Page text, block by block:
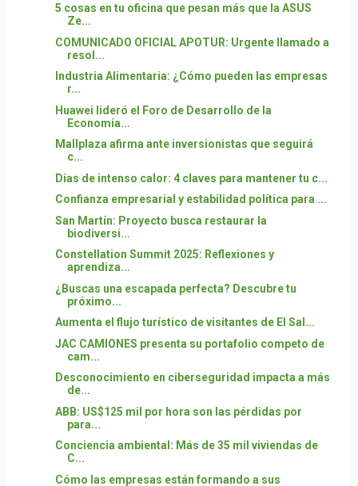
5 cosas en tu oficina que pesan más que la ASUS
Ze...
COMUNICADO OFICIAL APOTUR: Urgente llamado a
resol...
Industria Alimentaria: ¿Cómo pueden las empresas
r...
Huawei lideró el Foro de Desarrollo de la
Economía...
Mallplaza afirma ante inversionistas que seguirá
c...
Días de intenso calor: 4 claves para mantener tu c...
Confianza empresarial y estabilidad política para ...
San Martín: Proyecto busca restaurar la
biodiversi...
Constellation Summit 2025: Reflexiones y
aprendiza...
¿Buscas una escapada perfecta? Descubre tu
próximo...
Aumenta el flujo turístico de visitantes de El Sal...
JAC CAMIONES presenta su portafolio competo de
cam...
Desconocimiento en ciberseguridad impacta a más
de...
ABB: US$125 mil por hora son las pérdidas por
para...
Conciencia ambiental: Más de 35 mil viviendas de
C...
Cómo las empresas están formando a sus